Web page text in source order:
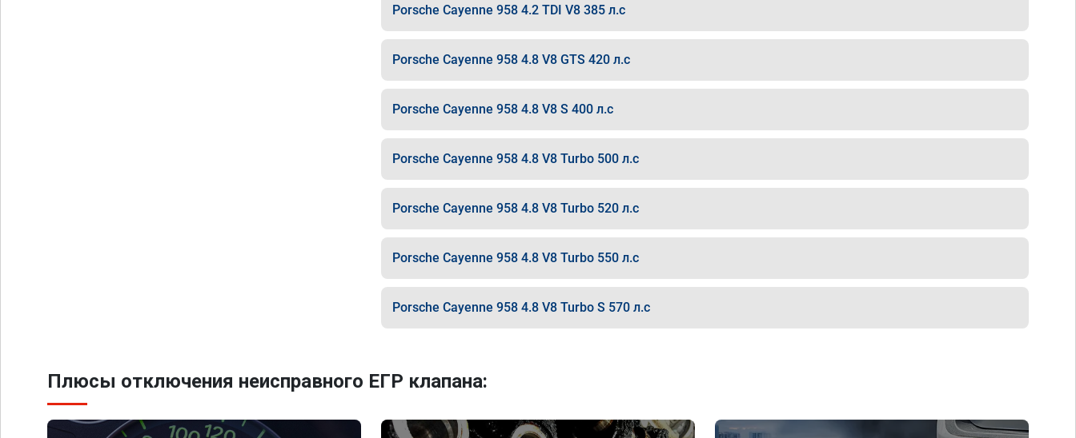
Porsche Cayenne 958 4.2 TDI V8 385 л.с
Porsche Cayenne 958 4.8 V8 GTS 420 л.с
Porsche Cayenne 958 4.8 V8 S 400 л.с
Porsche Cayenne 958 4.8 V8 Turbo 500 л.с
Porsche Cayenne 958 4.8 V8 Turbo 520 л.с
Porsche Cayenne 958 4.8 V8 Turbo 550 л.с
Porsche Cayenne 958 4.8 V8 Turbo S 570 л.с
Плюсы отключения неисправного ЕГР клапана: